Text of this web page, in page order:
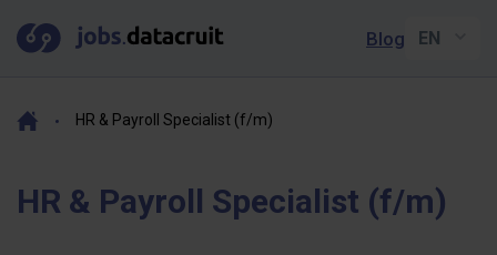
Blog
HR & Payroll Specialist (f/m)
HR & Payroll Specialist (f/m)